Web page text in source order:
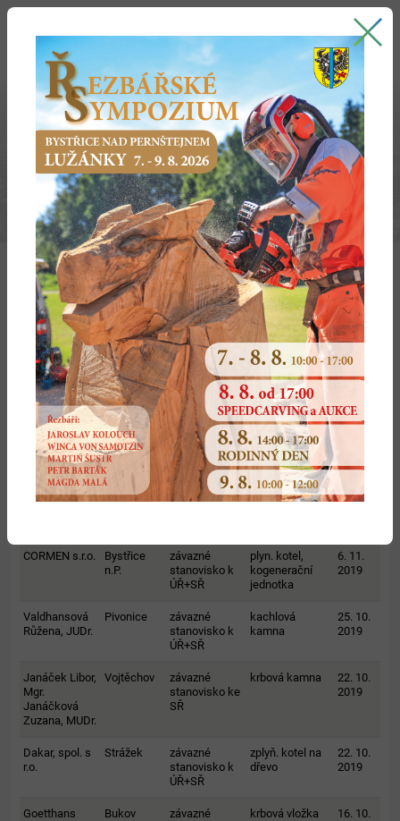
2019
Dotčený
subjekt
Dotčené
území
Předmět
žádosti
Typ Vydáno
Spisarová
Dagmar
Rovečné
závazné
stanovisko k
ÚŘ+SŘ
plynový
kondenz. kotel
18. 12.
2019
Král David Vír
závazné
stanovisko k
ÚŘ+SŘ
krbová kamna
16. 12.
2019
db Betonové
jímky s.r.o.
Bystřice
n.P.
závazné
stanovisko k
ÚŘ+SŘ
výrobna beton.
staveb. dílců
11. 12.
2019
Cik Stanislav,
Šťastná Ivana
Sejřek
závazné
stanovisko k
ÚŘ+SŘ
krbová vložka
25. 11.
2019
Hakl Petr Ždánice
závazné
stanovisko k
ÚŘ+SŘ
plynový
kondenz. kotel,
chov hosp.
zvířat
25. 11.
Fabiánová
Ždánice
závazné
krbová kamna
11. 11.
CORMEN s.r.o.
Bystřice
n.P.
závazné
stanovisko k
ÚŘ+SŘ
plyn. kotel,
kogenerační
jednotka
6. 11.
2019
Valdhansová
Růžena, JUDr.
Pivonice
závazné
stanovisko k
ÚŘ+SŘ
kachlová
kamna
25. 10.
2019
Janáček Libor,
Mgr.
Janáčková
Zuzana, MUDr.
Vojtěchov
závazné
stanovisko ke
SŘ
krbová kamna
22. 10.
2019
Dakar, spol. s
r.o.
Strážek
závazné
stanovisko k
ÚŘ+SŘ
zplyň. kotel na
dřevo
22. 10.
2019
Goetthans
Bukov
závazné
krbová vložka
16. 10.